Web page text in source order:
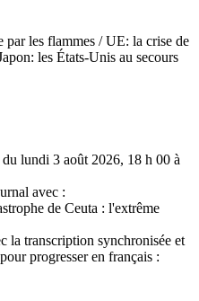
par les flammes / UE: la crise de
les États-Unis au secours
lundi 3 août 2026, 18 h 00 à
avec :
de Ceuta : l'extrême
la transcription synchronisée et
progresser en français :